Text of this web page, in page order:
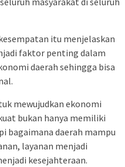
itu menjelaskan
faktor penting dalam
daerah sehingga bisa
mewujudkan ekonomi
bukan hanya memiliki
bagaimana daerah mampu
layanan menjadi
kesejahteraan.